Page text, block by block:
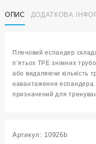
навантаженням
WX-
ОПИС ДОДАТКОВА
Плечовий еспандер
п’ятьох TPE знімних
або видаляючи кількість
навантаження
призначений для
Артикул: 10926b